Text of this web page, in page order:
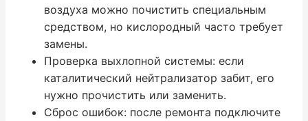
воздуха можно почистить специальным
средством, но кислородный часто требует
замены.
Проверка выхлопной системы: если
каталитический нейтрализатор забит, его
нужно прочистить или заменить.
Сброс ошибок: после ремонта подключите